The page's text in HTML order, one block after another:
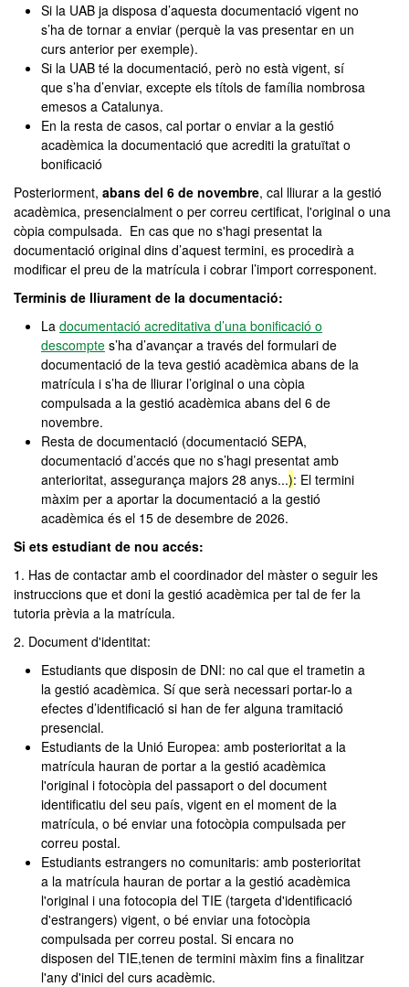
Si la UAB ja disposa d’aquesta documentació vigent no
s’ha de tornar a enviar (perquè la vas presentar en un
curs anterior per exemple).
Si la UAB té la documentació, però no està vigent, sí
que s’ha d’enviar, excepte els títols de família nombrosa
emesos a Catalunya.
En la resta de casos, cal portar o enviar a la gestió
acadèmica la documentació que acrediti la gratuïtat o
bonificació
Posteriorment, abans del 6 de novembre, cal lliurar a la gestió
acadèmica, presencialment o per correu certificat, l'original o una
còpia compulsada. En cas que no s'hagi presentat la
documentació original dins d’aquest termini, es procedirà a
modificar el preu de la matrícula i cobrar l’import corresponent.
Terminis de lliurament de la documentació:
La documentació acreditativa d’una bonificació o
descompte s’ha d’avançar a través del formulari de
documentació de la teva gestió acadèmica abans de la
matrícula i s’ha de lliurar l’original o una còpia
compulsada a la gestió acadèmica abans del 6 de
novembre.
Resta de documentació (documentació SEPA,
documentació d’accés que no s’hagi presentat amb
anterioritat, assegurança majors 28 anys...): El termini
màxim per a aportar la documentació a la gestió
acadèmica és el 15 de desembre de 2026.
Si ets estudiant de nou accés:
1. Has de contactar amb el coordinador del màster o seguir les
instruccions que et doni la gestió acadèmica per tal de fer la
tutoria prèvia a la matrícula.
2. Document d'identitat:
Estudiants que disposin de DNI: no cal que el trametin a
la gestió acadèmica. Sí que serà necessari portar-lo a
efectes d’identificació si han de fer alguna tramitació
presencial.
Estudiants de la Unió Europea: amb posterioritat a la
matrícula hauran de portar a la gestió acadèmica
l'original i fotocòpia del passaport o del document
identificatiu del seu país, vigent en el moment de la
matrícula, o bé enviar una fotocòpia compulsada per
correu postal.
Estudiants estrangers no comunitaris: amb posterioritat
a la matrícula hauran de portar a la gestió acadèmica
l'original i una fotocopia del TIE (targeta d'identificació
d'estrangers) vigent, o bé enviar una fotocòpia
compulsada per correu postal. Si encara no
disposen del TIE,tenen de termini màxim fins a finalitzar
l'any d'inici del curs acadèmic.